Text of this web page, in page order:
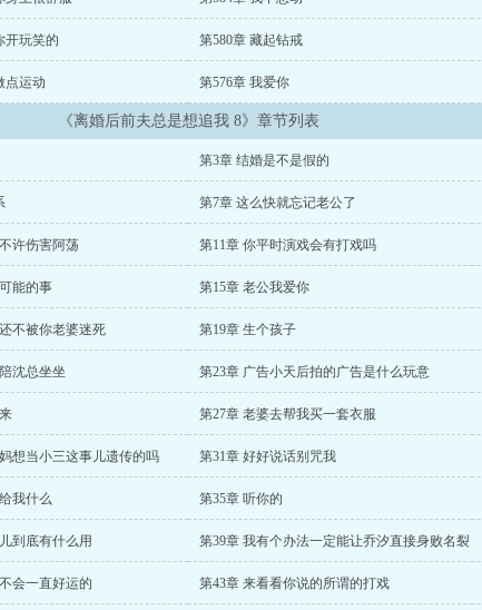
开玩笑的 第580章 藏起钻戒
点运动 第576章 我爱你
《离婚后前夫总是想追我 8》章节列表
第3章 结婚是不是假的
第7章 这么快就忘记老公了
许伤害阿荡 第11章 你平时演戏会有打戏吗
能的事 第15章 老公我爱你
不被你老婆迷死 第19章 生个孩子
沈总坐坐 第23章 广告小天后拍的广告是什么玩意
第27章 老婆去帮我买一套衣服
想当小三这事儿遗传的吗 第31章 好好说话别咒我
我什么 第35章 听你的
到底有什么用 第39章 我有个办法一定能让乔汐直接身败名裂
会一直好运的 第43章 来看看你说的所谓的打戏